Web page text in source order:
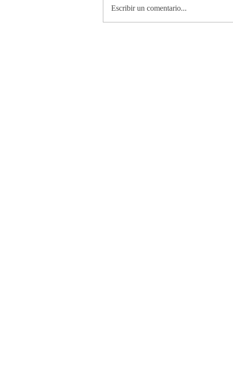
Escribir un comentario...